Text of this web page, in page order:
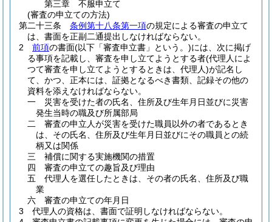
第三章
不服申立て
(審査の申立ての方法)
第二十三条
条例第十八条第一項の規定による審査の申立て
は、書面を正副二通提出しなければならない。
2
前項の書面(以下「審査申立書」という。)には、次に掲げ
る事項を記載し、審査を申し立てようとする者(代理人によ
つて審査を申し立てようとするときは、代理人)が記名し
て、かつ、正本には、証拠となるべき書類、記録その他の
資料を添えなければならない。
一
災害を受けた者の氏名、住所及び生年月日並びに災害
発生当時の職及び所属部局
二
審査の申立人が災害を受けた職員以外の者であるとき
は、その氏名、住所及び生年月日並びにその職員との続
柄又は関係
三
補償に関する実施機関の措置
四
審査の申立ての趣旨及び理由
五
代理人を選任したときは、その者の氏名、住所及び職
業
六
審査の申立ての年月日
3
代理人の資格は、書面で証明しなければならない。